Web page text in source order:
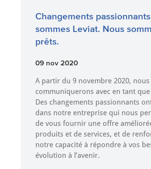
Changements
sommes Leviat. Nous
prêts.
09 nov 2020
A partir du 9 novembre 2020, nous
communiquerons avec en tant que
Des changements passionnants
dans notre entreprise qui nous
de vous fournir une offre
produits et de services, et de
notre capacité à répondre à vos
évolution à l’avenir.